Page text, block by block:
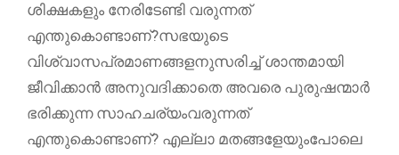
ശിക്ഷകളും നേരിടേണ്ടി വരുന്നത്
എന്തുകൊണ്ടാണ്?സഭയുടെ
വിശ്വാസപ്രമാണങ്ങളനുസരിച്ച് ശാന്തമായി
ജീവിക്കാൻ അനുവദിക്കാതെ അവരെ പുരുഷന്മാർ
ഭരിക്കുന്ന സാഹചര്യംവരുന്നത്
എന്തുകൊണ്ടാണ്? എല്ലാ മതങ്ങളേയുംപോലെ